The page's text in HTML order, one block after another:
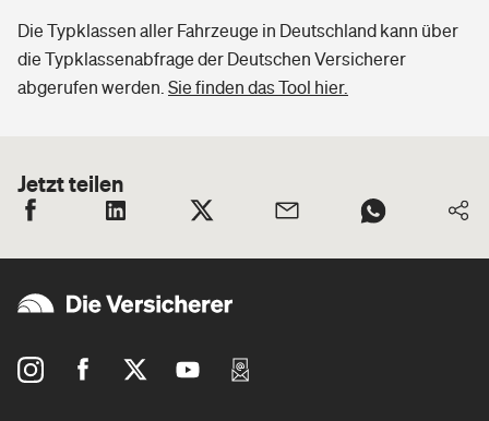
Die Typklassen aller Fahrzeuge in Deutschland kann über
die Typklassenabfrage der Deutschen Versicherer
abgerufen werden. Sie finden das Tool hier.
Jetzt teilen